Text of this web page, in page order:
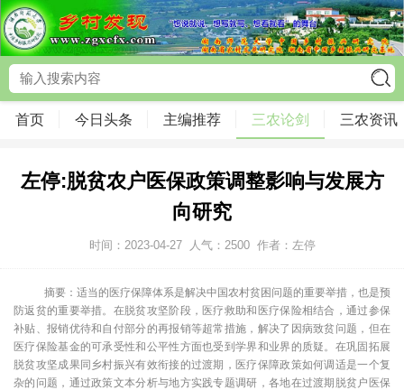
首页 今日头条 主编推荐 三农论剑 三农资讯
左停:脱贫农户医保政策调整影响与发展方
向研究
时间：2023-04-27 人气： 2500 作者：左停
摘要：适当的医疗保障体系是解决中国农村贫困问题的重要举措，也是预
防返贫的重要举措。在脱贫攻坚阶段，医疗救助和医疗保险相结合，通过参保
补贴、报销优待和自付部分的再报销等超常措施，解决了因病致贫问题，但在
医疗保险基金的可承受性和公平性方面也受到学界和业界的质疑。在巩固拓展
脱贫攻坚成果同乡村振兴有效衔接的过渡期，医疗保障政策如何调适是一个复
杂的问题，通过政策文本分析与地方实践专题调研，各地在过渡期脱贫户医保